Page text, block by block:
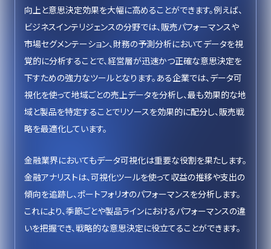
向上と意思決定効果を大幅に高めることができます。例えば、
ビジネスインテリジェンスの分野では、販売パフォーマンスや
市場セグメンテーション、財務の予測分析においてデータを視
覚的に分析することで、経営層が迅速かつ正確な意思決定を
下すための強力なツールとなります。ある企業では、データ可
視化を使って地域ごとの売上データを分析し、最も効果的な地
域と製品を特定することでリソースを効果的に配分し、販売戦
略を最適化しています。
金融業界においてもデータ可視化は重要な役割を果たします。
金融アナリストは、可視化ツールを使って収益の推移や支出の
傾向を追跡し、ポートフォリオのパフォーマンスを分析します。
これにより、季節ごとや製品ラインにおけるパフォーマンスの違
いを把握でき、戦略的な意思決定に役立てることができます。